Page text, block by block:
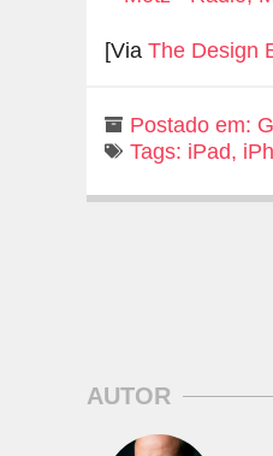
[Via The Design
Postado em:
Tags: iPad,
AUTOR